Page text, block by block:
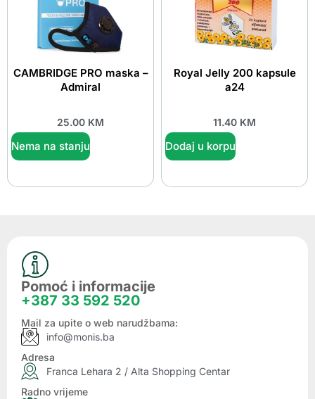
CAMBRIDGE PRO maska –
Admiral
25.00 KM
Nema na stanju
Royal Jelly 200 kapsule
a24
11.40 KM
Dodaj u korpu
Pomoć i informacije
+387 33 592 520
Mail za upite o web narudžbama:
info@monis.ba
Adresa
Franca Lehara 2 / Alta Shopping Centar
Radno vrijeme